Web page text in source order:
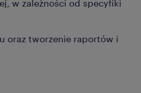
w zależności od specyfiki
oraz tworzenie raportów i